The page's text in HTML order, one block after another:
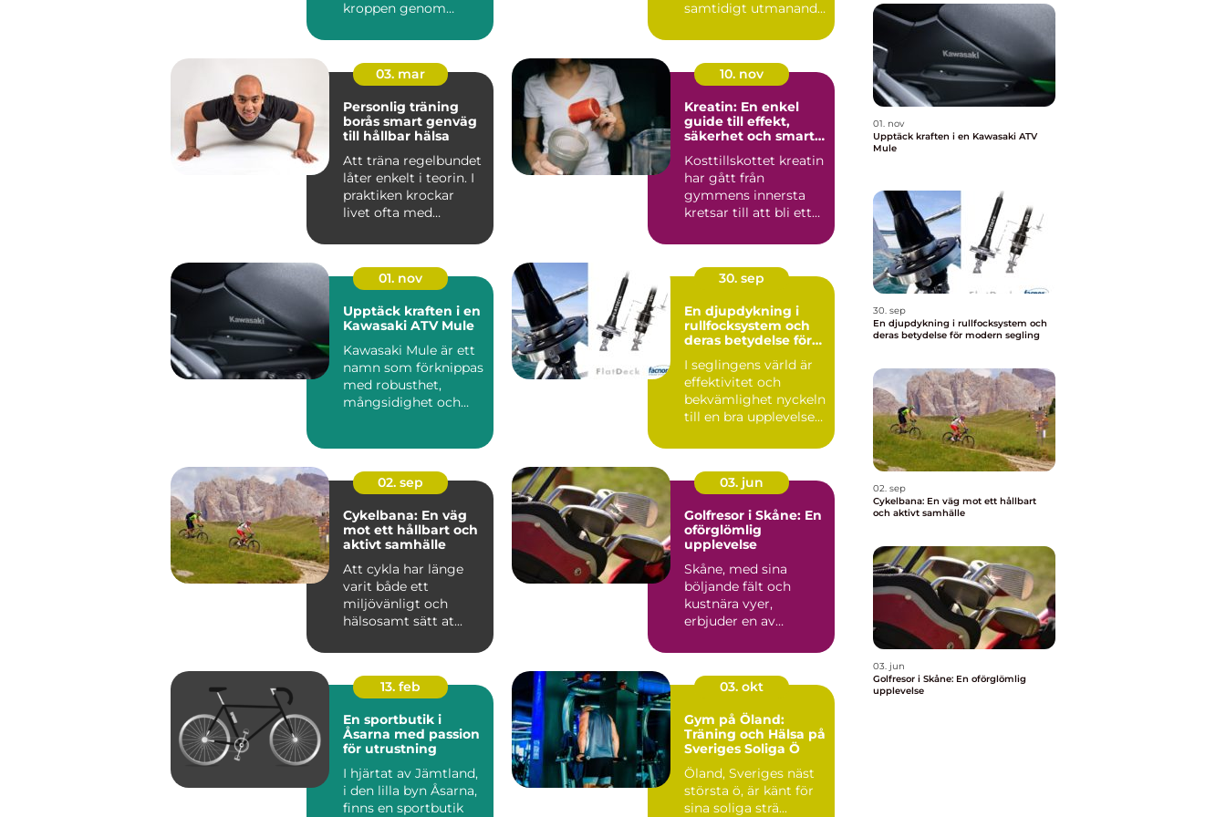
kroppen genom
motstå...
samtidigt utmanande
skillnaden för...
03. mar
Personlig träning
borås smart genväg
till hållbar hälsa
Att träna regelbundet
låter enkelt i teorin. I
praktiken krockar
livet ofta med
10. nov
Kreatin: En enkel
guide till effekt,
säkerhet och smart
Kosttillskottet kreatin
har gått från
gymmens innersta
kretsar till att bli ett
01. nov
Upptäck kraften i en
Kawasaki ATV Mule
Kawasaki Mule är ett
namn som förknippas
med robusthet,
mångsidighet och
30. sep
En djupdykning i
rullfocksystem och
deras betydelse för
I seglingens värld är
effektivitet och
bekvämlighet nyckeln
till en bra upplevelse
02. sep
Cykelbana: En väg
mot ett hållbart och
aktivt samhälle
Att cykla har länge
varit både ett
miljövänligt och
hälsosamt sätt at...
03. jun
Golfresor i Skåne: En
oförglömlig
upplevelse
Skåne, med sina
böljande fält och
kustnära vyer,
erbjuder en av
13. feb
En sportbutik i
Åsarna med passion
för utrustning
I hjärtat av Jämtland,
i den lilla byn Åsarna,
finns en sportbutik
03. okt
Gym på Öland:
Träning och Hälsa på
Sveriges Soliga Ö
Öland, Sveriges näst
största ö, är känt för
sina soliga strä...
01. nov
Upptäck kraften i en Kawasaki ATV
Mule
30. sep
En djupdykning i rullfocksystem och
deras betydelse för modern segling
02. sep
Cykelbana: En väg mot ett hållbart
och aktivt samhälle
03. jun
Golfresor i Skåne: En oförglömlig
upplevelse